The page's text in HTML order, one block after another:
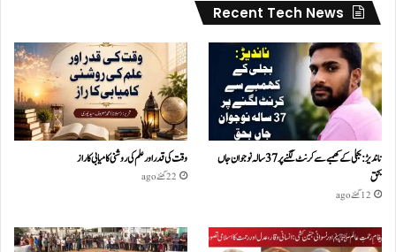
Recent Tech News
ناندیڑ: بجلی کے کھمبے سے کرنٹ لگنے پر 37 سالہ نوجوان جاں
بحق
12 گھنٹے ago
وقت کی قدر اور علم کی روشنی کامیابی کا راز
22 گھنٹے ago